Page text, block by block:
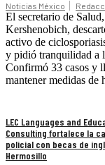
Noticias México
El secretario de
Kershenobich,
activo de
y pidió tranquilidad a
Confirmó 33 casos y
mantener medidas de
LEC Languages and
Consulting fortalece la
policial con becas de
Hermosillo